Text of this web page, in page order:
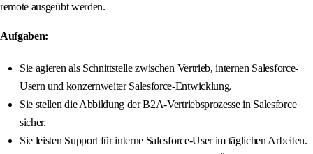
remote ausgeübt werden.
Aufgaben:
Sie agieren als Schnittstelle zwischen Vertrieb, internen Salesforce-
Usern und konzernweiter Salesforce-Entwicklung.
Sie stellen die Abbildung der B2A-Vertriebsprozesse in Salesforce
sicher.
Sie leisten Support für interne Salesforce-User im täglichen Arbeiten.